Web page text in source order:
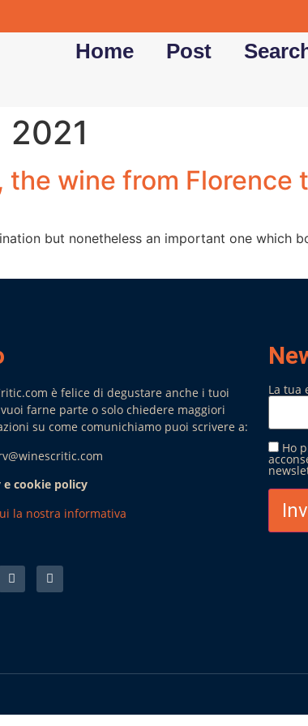
Home Post
wine from Florence
but nonetheless an important one which
è felice di degustare anche i tuoi
farne parte o solo chiedere maggiori
su come comunichiamo puoi scrivere a:
e cookie policy
la nostra informativa
La tua
Ho